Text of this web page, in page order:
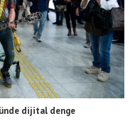
dijital denge